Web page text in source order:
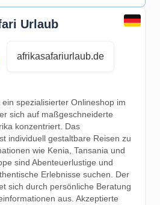
Urlaub
afrikasafariurlaub.de
spezialisierter Onlineshop im
sich auf maßgeschneiderte
konzentriert. Das
individuell gestaltbare Reisen zu
wie Kenia, Tansania und
sind Abenteuerlustige und
Erlebnisse suchen. Der
sich durch persönliche Beratung
aus. Akzeptierte